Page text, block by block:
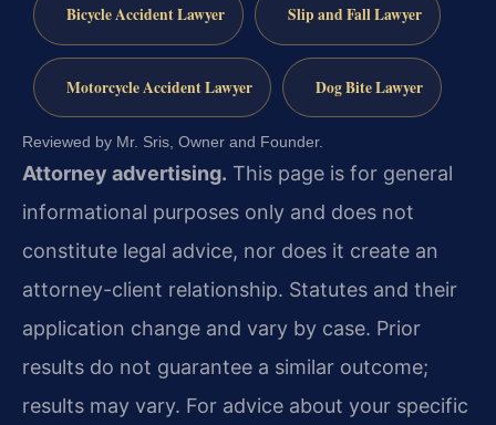
Bicycle Accident Lawyer Slip and Fall Lawyer
Motorcycle Accident Lawyer Dog Bite Lawyer
Reviewed by Mr. Sris, Owner and Founder.
Attorney advertising. This page is for general
informational purposes only and does not
constitute legal advice, nor does it create an
attorney-client relationship. Statutes and their
application change and vary by case. Prior
results do not guarantee a similar outcome;
results may vary. For advice about your specific